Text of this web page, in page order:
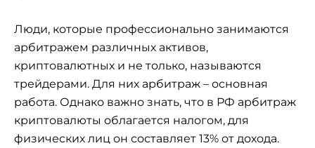
Люди, которые профессионально занимаются
арбитражем различных активов,
криптовалютных и не только, называются
трейдерами. Для них арбитраж – основная
работа. Однако важно знать, что в РФ арбитраж
криптовалюты облагается налогом, для
физических лиц он составляет 13% от дохода.